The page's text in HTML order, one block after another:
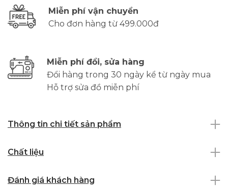
Miễn phí vận chuyển
Cho đơn hàng từ 499.000đ
Miễn phí đổi, sửa hàng
Đổi hàng trong 30 ngày kể từ ngày mua
Hỗ trợ sửa đồ miễn phí
Thông tin chi tiết sản phẩm
Chất liệu
Đánh giá khách hàng